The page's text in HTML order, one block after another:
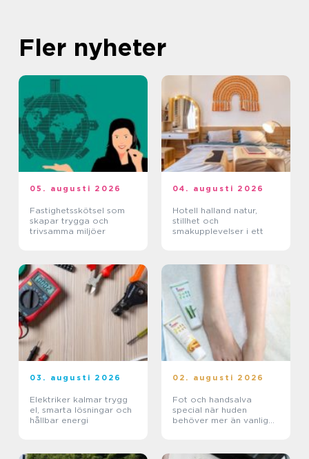
Fler nyheter
05. augusti 2026
Fastighetsskötsel som
skapar trygga och
trivsamma miljöer
04. augusti 2026
Hotell halland natur,
stillhet och
smakupplevelser i ett
03. augusti 2026
Elektriker kalmar trygg
el, smarta lösningar och
hållbar energi
02. augusti 2026
Fot och handsalva
special när huden
behöver mer än vanlig